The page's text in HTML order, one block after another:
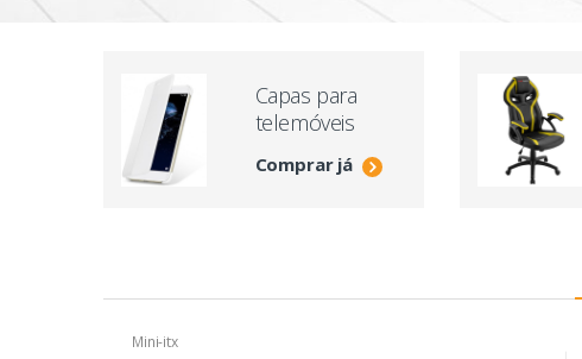
Capas para
telemóveis
Comprar já
Mini-itx